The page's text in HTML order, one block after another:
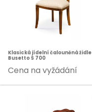
Klasická jídelní čalouněná židle
Busetto S 700
Cena na vyžádání